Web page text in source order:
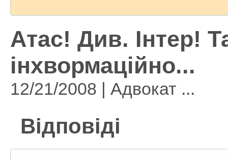
Атас! Див. Інтер!
інхвормаційно...
12/21/2008 | Адвокат ...
Відповіді